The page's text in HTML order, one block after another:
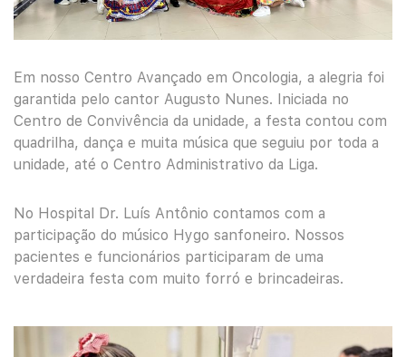
Em nosso Centro Avançado em Oncologia, a alegria foi
garantida pelo cantor Augusto Nunes. Iniciada no
Centro de Convivência da unidade, a festa contou com
quadrilha, dança e muita música que seguiu por toda a
unidade, até o Centro Administrativo da Liga.
No Hospital Dr. Luís Antônio contamos com a
participação do músico Hygo sanfoneiro. Nossos
pacientes e funcionários participaram de uma
verdadeira festa com muito forró e brincadeiras.